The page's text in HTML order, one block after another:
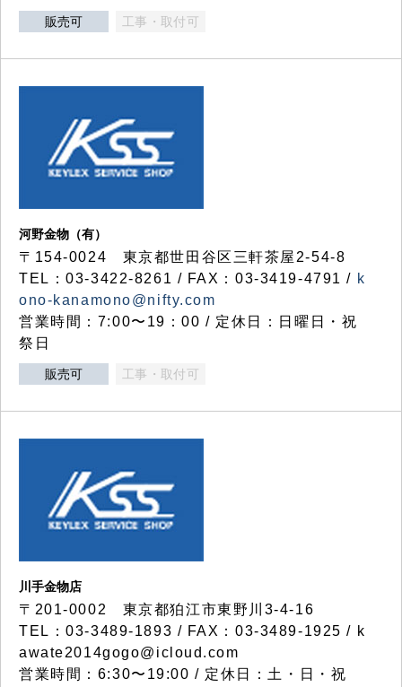
販売可 工事・取付可
河野金物（有）
〒154-0024 東京都世田谷区三軒茶屋2-54-8
TEL：03-3422-8261 / FAX：03-3419-4791 / k
ono-kanamono@nifty.com
営業時間：7:00〜19：00 / 定休日：日曜日・祝
祭日
販売可 工事・取付可
川手金物店
〒201-0002 東京都狛江市東野川3-4-16
TEL：03-3489-1893 / FAX：03-3489-1925 / k
awate2014gogo@icloud.com
営業時間：6:30〜19:00 / 定休日：土・日・祝